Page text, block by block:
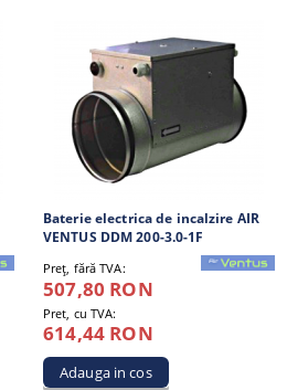
Baterie electrica de incalzire AIR
VENTUS DDM 200-3.0-1F
Preţ, fără TVA:
507,80 RON
Pret, cu TVA:
614,44 RON